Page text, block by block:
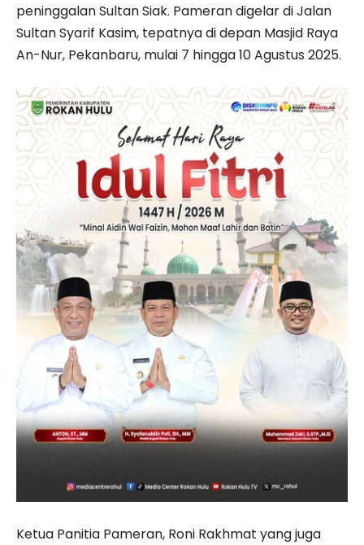
peninggalan Sultan Siak. Pameran digelar di Jalan
Sultan Syarif Kasim, tepatnya di depan Masjid Raya
An-Nur, Pekanbaru, mulai 7 hingga 10 Agustus 2025.
Ketua Panitia Pameran, Roni Rakhmat yang juga